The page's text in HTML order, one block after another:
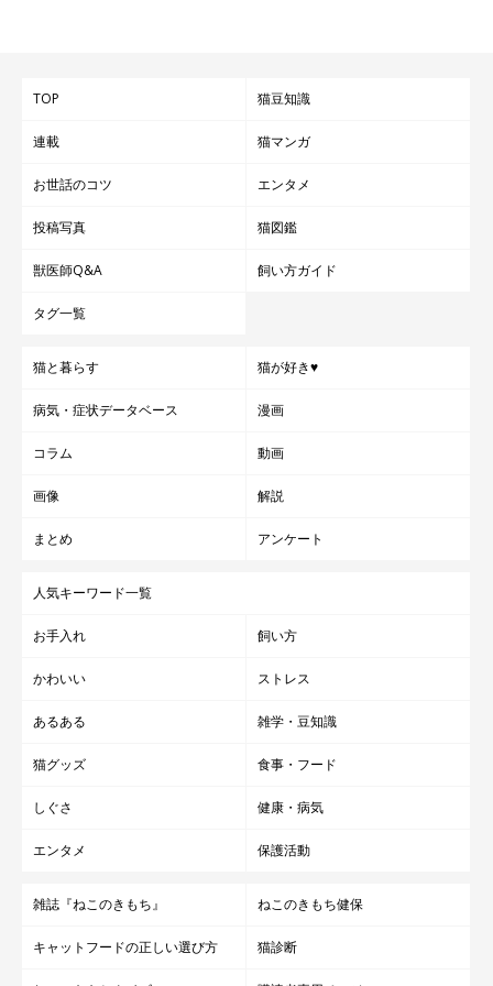
TOP 猫豆知識
連載 猫マンガ
お世話のコツ エンタメ
投稿写真 猫図鑑
獣医師Q&A 飼い方ガイド
タグ一覧
猫と暮らす 猫が好き♥
病気・症状データベース 漫画
コラム 動画
画像 解説
まとめ アンケート
人気キーワード一覧
お手入れ 飼い方
かわいい ストレス
あるある 雑学・豆知識
猫グッズ 食事・フード
しぐさ 健康・病気
エンタメ 保護活動
雑誌『ねこのきもち』 ねこのきもち健保
キャットフードの正しい選び方 猫診断